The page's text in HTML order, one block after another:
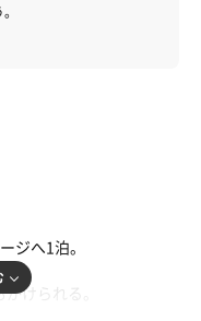
ジへ1泊。
けられる。